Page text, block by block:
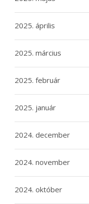
2025. április
2025. március
2025. február
2025. január
2024. december
2024. november
2024. október